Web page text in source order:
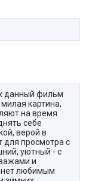
данный фильм
картина,
на время
себе
верой в
для просмотра с
уютный - с
и
любимым